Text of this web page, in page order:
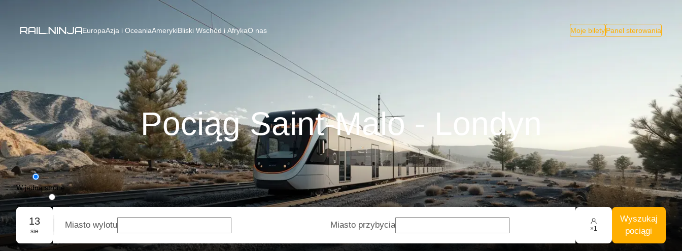
EuropaAzja i OceaniaAmerykiBliski Wschód i AfrykaO nas Moje biletyPanel sterowania
Pociąg Saint-Malo - Londyn
W jedną stronę
Podróż w obie strony
Rezerwacja grupowa
13
sie
Miasto wylotu Miasto przybycia ×1
Wyszukaj
pociągi